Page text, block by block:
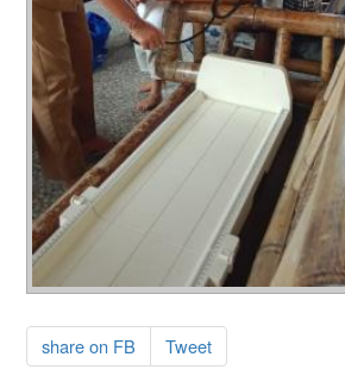
share on FB Tweet